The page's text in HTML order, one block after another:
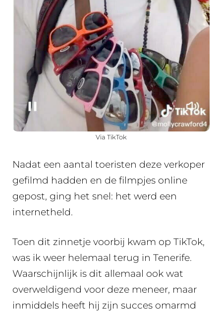
Via TikTok
Nadat een aantal toeristen deze verkoper
gefilmd hadden en de filmpjes online
gepost, ging het snel: het werd een
internetheld.
Toen dit zinnetje voorbij kwam op TikTok,
was ik weer helemaal terug in Tenerife.
Waarschijnlijk is dit allemaal ook wat
overweldigend voor deze meneer, maar
inmiddels heeft hij zijn succes omarmd